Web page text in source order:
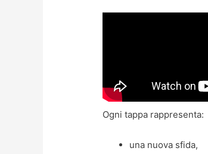
Ogni tappa rappresenta:
una nuova sfida,